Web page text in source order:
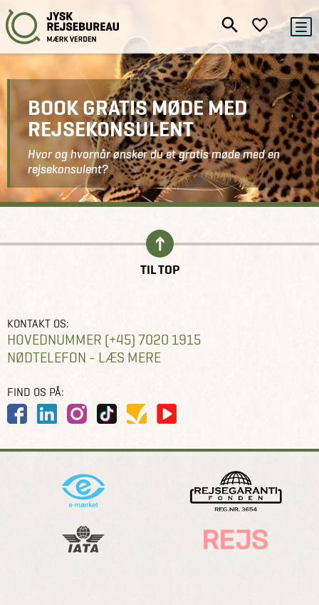
BOOK GRATIS MØDE MED
REJSEKONSULENT
Hvor og hvornår ønsker du et gratis møde med en
rejsekonsulent?
TIL TOP
KONTAKT OS:
HOVEDNUMMER (+45) 7020 1915
NØDTELEFON - LÆS MERE
FIND OS PÅ: